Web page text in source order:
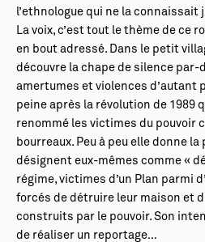
l’ethnologue qui ne la connaissait
La voix, c’est tout le thème de ce
en bout adressé. Dans le petit
découvre la chape de silence par-
amertumes et violences d’autant
peine après la révolution de 1989
renommé les victimes du pouvoir
bourreaux. Peu à peu elle donne la
désignent eux-mêmes comme «
régime, victimes d’un Plan parmi
forcés de détruire leur maison et
construits par le pouvoir. Son
de réaliser un reportage…